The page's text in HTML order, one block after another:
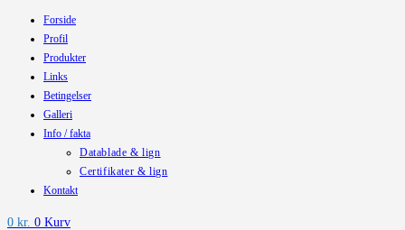
Forside
Profil
Produkter
Links
Betingelser
Galleri
Info / fakta
Datablade & lign
Certifikater & lign
Kontakt
0 kr. 0 Kurv